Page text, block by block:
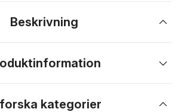
Beskrivning
kategorier